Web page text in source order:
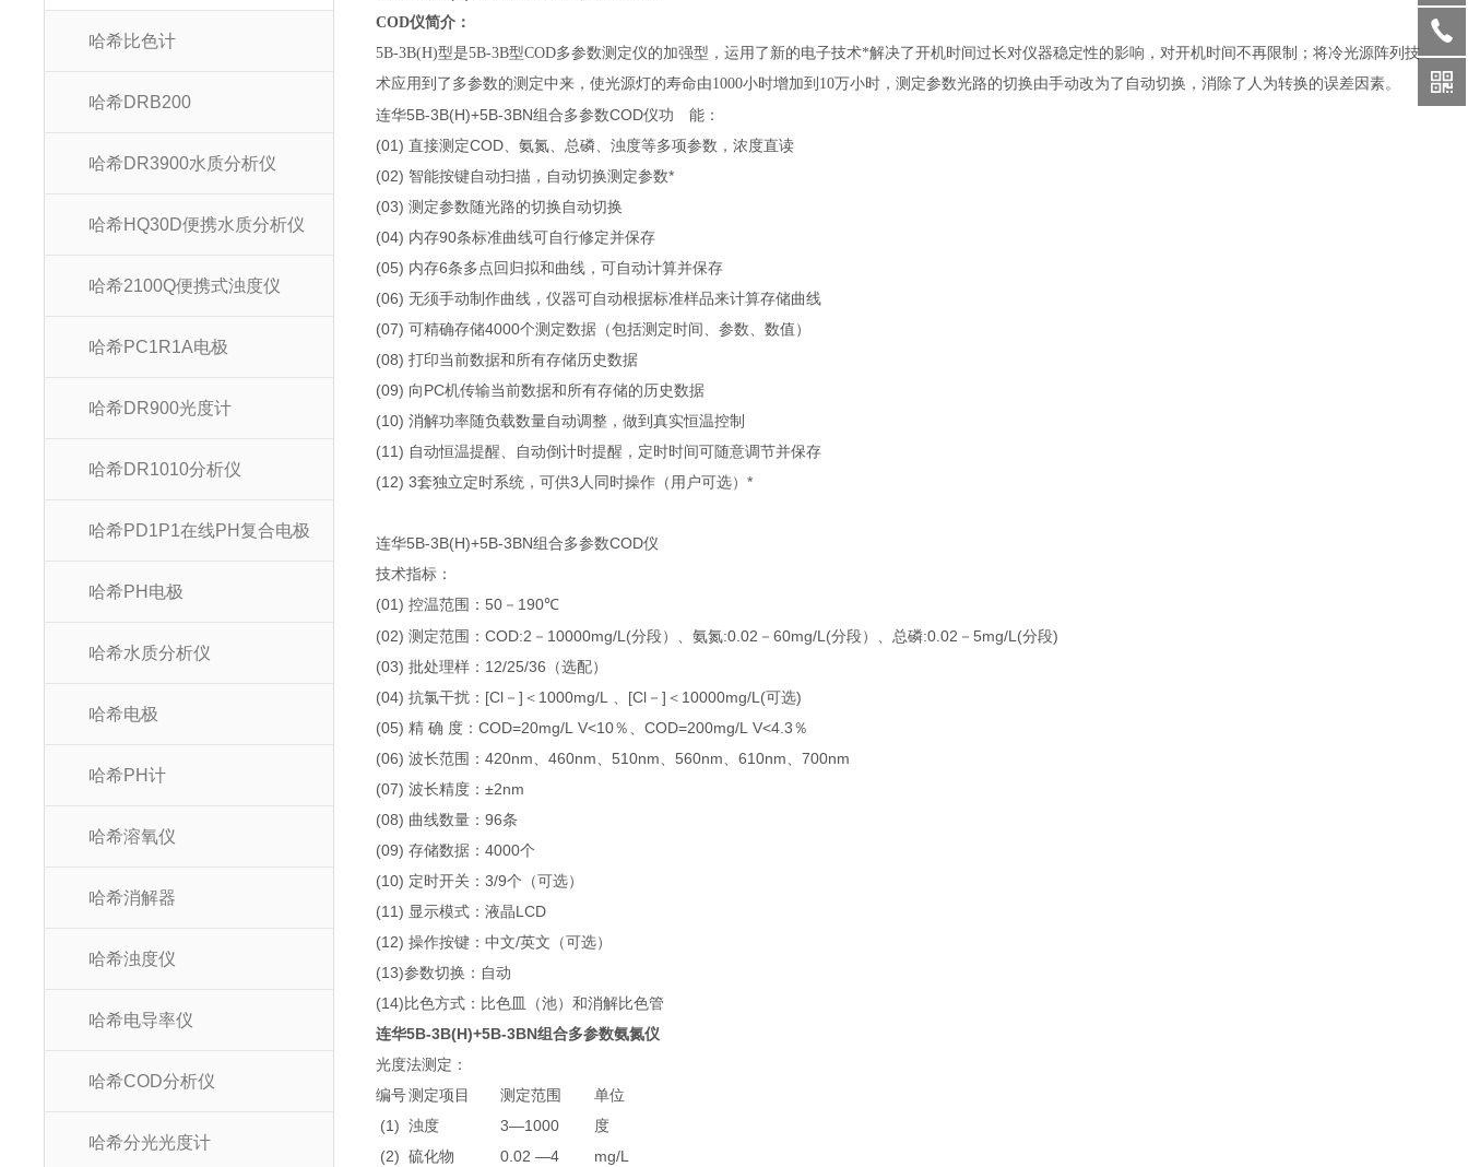
哈希比色计
哈希DRB200
哈希DR3900水质分析仪
哈希HQ30D便携水质分析仪
哈希2100Q便携式浊度仪
哈希PC1R1A电极
哈希DR900光度计
哈希DR1010分析仪
哈希PD1P1在线PH复合电极
哈希PH电极
哈希水质分析仪
哈希电极
哈希PH计
哈希溶氧仪
哈希消解器
哈希浊度仪
哈希电导率仪
哈希COD分析仪
哈希分光光度计
COD仪简介：
5B-3B(H)型是5B-3B型COD多参数测定仪的加强型，运用了新的电子技术*解决了开机时间过长对仪器稳定性的影响，对开机时间不再限制；将冷光源阵列技
术应用到了多参数的测定中来，使光源灯的寿命由1000小时增加到10万小时，测定参数光路的切换由手动改为了自动切换，消除了人为转换的误差因素。
连华5B-3B(H)+5B-3BN组合多参数COD仪功 能：
(01) 直接测定COD、氨氮、总磷、浊度等多项参数，浓度直读
(02) 智能按键自动扫描，自动切换测定参数*
(03) 测定参数随光路的切换自动切换
(04) 内存90条标准曲线可自行修定并保存
(05) 内存6条多点回归拟和曲线，可自动计算并保存
(06) 无须手动制作曲线，仪器可自动根据标准样品来计算存储曲线
(07) 可精确存储4000个测定数据（包括测定时间、参数、数值）
(08) 打印当前数据和所有存储历史数据
(09) 向PC机传输当前数据和所有存储的历史数据
(10) 消解功率随负载数量自动调整，做到真实恒温控制
(11) 自动恒温提醒、自动倒计时提醒，定时时间可随意调节并保存
(12) 3套独立定时系统，可供3人同时操作（用户可选）*
连华5B-3B(H)+5B-3BN组合多参数COD仪
技术指标：
(01) 控温范围：50－190℃
(02) 测定范围：COD:2－10000mg/L(分段）、氨氮:0.02－60mg/L(分段）、总磷:0.02－5mg/L(分段)
(03) 批处理样：12/25/36（选配）
(04) 抗氯干扰：[Cl－]＜1000mg/L 、[Cl－]＜10000mg/L(可选)
(05) 精 确 度：COD=20mg/L V<10％、COD=200mg/L V<4.3％
(06) 波长范围：420nm、460nm、510nm、560nm、610nm、700nm
(07) 波长精度：±2nm
(08) 曲线数量：96条
(09) 存储数据：4000个
(10) 定时开关：3/9个（可选）
(11) 显示模式：液晶LCD
(12) 操作按键：中文/英文（可选）
(13)参数切换：自动
(14)比色方式：比色皿（池）和消解比色管
连华5B-3B(H)+5B-3BN组合多参数氨氮仪
光度法测定：
编号测定项目 测定范围
单位
(1) 浊度 3—1000
度
(2) 硫化物 0.02 —4
mg/L